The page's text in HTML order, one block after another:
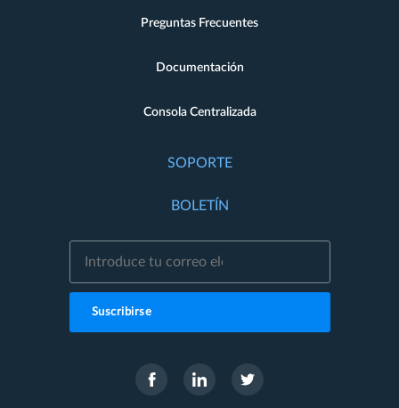
Preguntas Frecuentes
Documentación
Consola Centralizada
SOPORTE
BOLETÍN
Suscribirse